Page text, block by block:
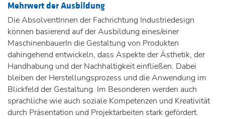
Mehrwert der Ausbildung
Die AbsolventInnen der Fachrichtung Industriedesign
können basierend auf der Ausbildung eines/einer
MaschinenbauerIn die Gestaltung von Produkten
dahingehend entwickeln, dass Aspekte der Ästhetik, der
Handhabung und der Nachhaltigkeit einfließen. Dabei
bleiben der Herstellungsprozess und die Anwendung im
Blickfeld der Gestaltung. Im Besonderen werden auch
sprachliche wie auch soziale Kompetenzen und Kreativität
durch Präsentation und Projektarbeiten stark gefördert.